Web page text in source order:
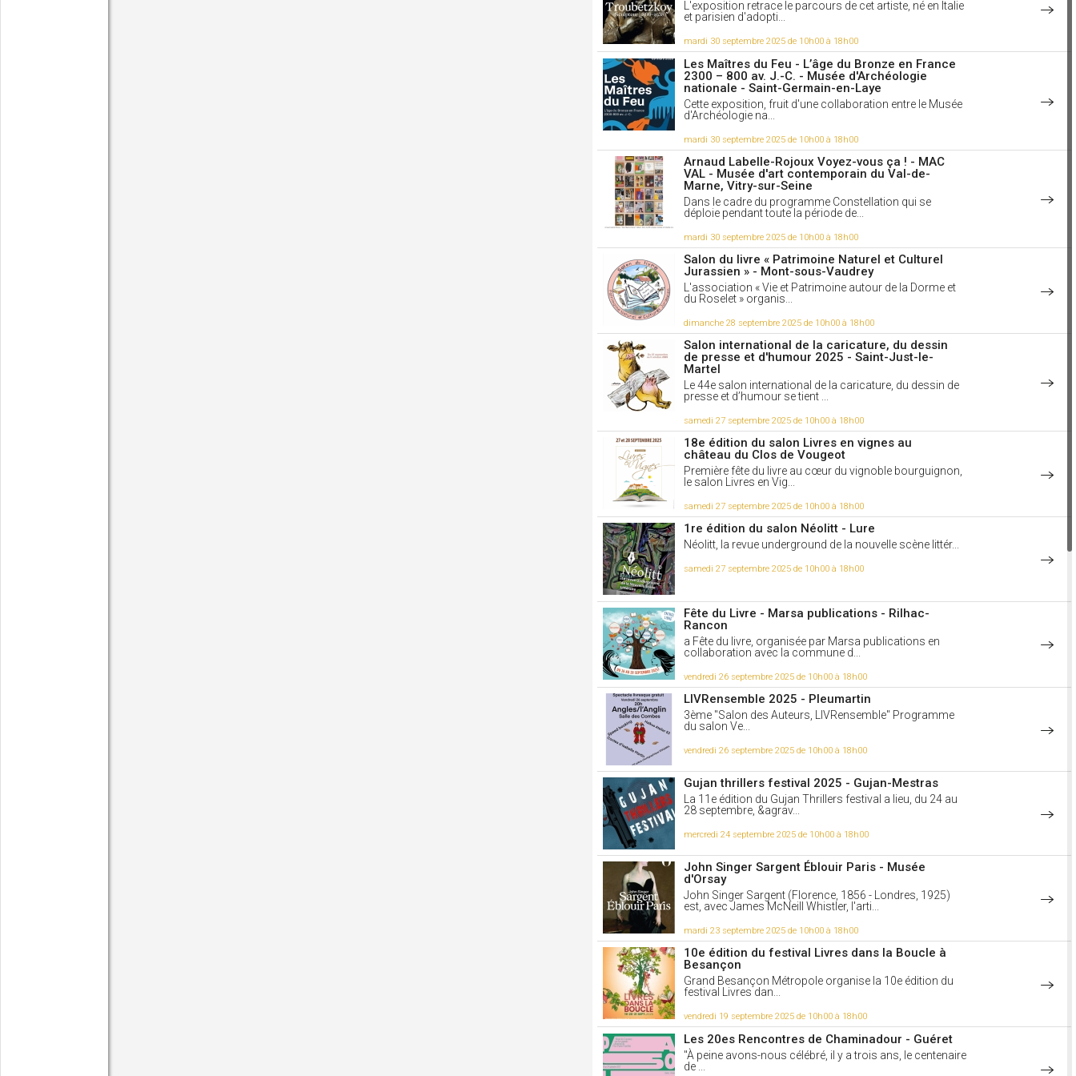
dessin et le modelage, il entre comme apprenti chez un
sculpteur ornemaniste en 1886 et ne cessera plus de
travailler la sculpture dans plusieurs domaines et
différents matériaux. Les instituteurs toujours à
l'honneur pour encourager les élèves. Il travaille le bois,
la pierre, la terre, le verre, le bronze, et excelle dans les arts
décoratifs avec la réduction de ses sculptures ou la
création d’objets utilitaires de petite taille : bouchons de
radiateur de voiture, heurtoirs, horloges, vide-poches,
cendriers, salière-poivrière, etc. un bel exemple de l'art
0j'aime
20/1/2023 à 9h42
Ce qui me ferait le plus plaisir, ce serait de
pouvoir inventer sans peindre. Francis Picabia
Francis Picabia peintre, dessinateur et écrivain
surréaliste. Son aquarelle Caoutchouc de 1909 (Musée
national d'Art moderne, Paris), qui avait été antidatée de
1907, fut considérée plusieurs années plus tard, en 1930,
comme une des œuvres pionnières et fondatrices de l'art
abstrait4 et pourrait représenter des balles de
caoutchouc, comme dans La Petite fille au ballon de
1908 de František Kupka. Video : Une Vie, une œuvre :
Voir la vidéo
0 j'aime
L'exposition retrace le parcours de cet artiste, né en Italie
et parisien d'adopti...
mardi 30 septembre 2025 de 10h00 à 18h00
Les Maîtres du Feu - L’âge du Bronze en France
2300 – 800 av. J.-C. - Musée d'Archéologie
nationale - Saint-Germain-en-Laye
Cette exposition, fruit d'une collaboration entre le Musée
d'Archéologie na...
mardi 30 septembre 2025 de 10h00 à 18h00
Arnaud Labelle-Rojoux Voyez-vous ça ! - MAC
VAL - Musée d'art contemporain du Val-de-
Marne, Vitry-sur-Seine
Dans le cadre du programme Constellation qui se
déploie pendant toute la période de...
mardi 30 septembre 2025 de 10h00 à 18h00
Salon du livre « Patrimoine Naturel et Culturel
Jurassien » - Mont-sous-Vaudrey
L'association « Vie et Patrimoine autour de la Dorme et
du Roselet » organis...
dimanche 28 septembre 2025 de 10h00 à 18h00
Salon international de la caricature, du dessin
de presse et d'humour 2025 - Saint-Just-le-
Martel
Le 44e salon international de la caricature, du dessin de
presse et d’humour se tient ...
samedi 27 septembre 2025 de 10h00 à 18h00
18e édition du salon Livres en vignes au
château du Clos de Vougeot
Première fête du livre au cœur du vignoble bourguignon,
le salon Livres en Vig...
samedi 27 septembre 2025 de 10h00 à 18h00
1re édition du salon Néolitt - Lure
Néolitt, la revue underground de la nouvelle scène littér...
samedi 27 septembre 2025 de 10h00 à 18h00
Fête du Livre - Marsa publications - Rilhac-
Rancon
a Fête du livre, organisée par Marsa publications en
collaboration avec la commune d...
vendredi 26 septembre 2025 de 10h00 à 18h00
LIVRensemble 2025 - Pleumartin
3ème "Salon des Auteurs, LIVRensemble" Programme
du salon Ve...
vendredi 26 septembre 2025 de 10h00 à 18h00
Gujan thrillers festival 2025 - Gujan-Mestras
La 11e édition du Gujan Thrillers festival a lieu, du 24 au
28 septembre, &agrav...
mercredi 24 septembre 2025 de 10h00 à 18h00
John Singer Sargent Éblouir Paris - Musée
d'Orsay
John Singer Sargent (Florence, 1856 - Londres, 1925)
est, avec James McNeill Whistler, l'arti...
mardi 23 septembre 2025 de 10h00 à 18h00
10e édition du festival Livres dans la Boucle à
Besançon
Grand Besançon Métropole organise la 10e édition du
festival Livres dan...
vendredi 19 septembre 2025 de 10h00 à 18h00
Les 20es Rencontres de Chaminadour - Guéret
"À peine avons-nous célébré, il y a trois ans, le centenaire
de ...